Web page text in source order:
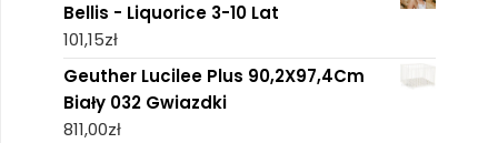
Bellis - Liquorice 3-10 Lat
101,15zł
Geuther Lucilee Plus 90,2X97,4Cm
Biały 032 Gwiazdki
811,00zł